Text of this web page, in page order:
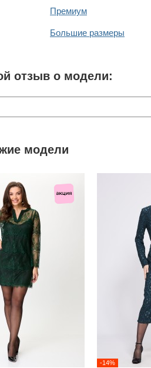
Премиум
Большие размеры
отзыв о модели:
модели
-14%